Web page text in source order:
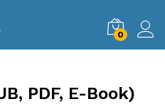
0
PDF, E-Book)